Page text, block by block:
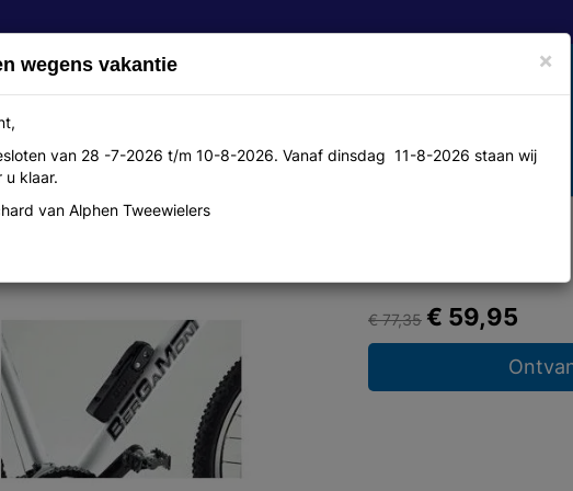
Over ons Contact
€ 77,35 € 59,95
×
wegens vakantie
van 28 -7-2026 t/m 10-8-2026. Vanaf dinsdag 11-8-2026 staan wij
u klaar.
van Alphen Tweewielers